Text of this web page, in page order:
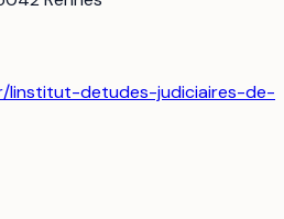
linstitut-detudes-judiciaires-de-